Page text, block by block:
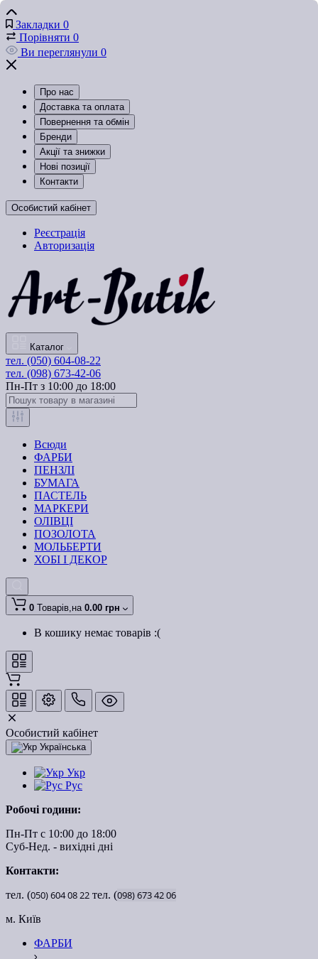
Закладки 0
Порівняти 0
Ви переглянули 0
Про нас
Доставка та оплата
Повернення та обмін
Бренди
Акції та знижки
Нові позиції
Контакти
Особистий кабінет
Реєстрація
Авторизація
Каталог
тел. (050) 604-08-22
тел. (098) 673-42-06
Пн-Пт з 10:00 до 18:00
Всюди
ФАРБИ
ПЕНЗЛІ
БУМАГА
ПАСТЕЛЬ
МАРКЕРИ
ОЛІВЦІ
ПОЗОЛОТА
МОЛЬБЕРТИ
ХОБІ І ДЕКОР
0 Товарів,на 0.00 грн
В кошику немає товарів :(
Особистий кабінет
Українська
Укр
Рус
Робочі години:
Пн-Пт с 10:00 до 18:00
Суб-Нед. - вихідні дні
Контакти:
тел. (050)6040822 тел. (098)6734206
м. Київ
ФАРБИ